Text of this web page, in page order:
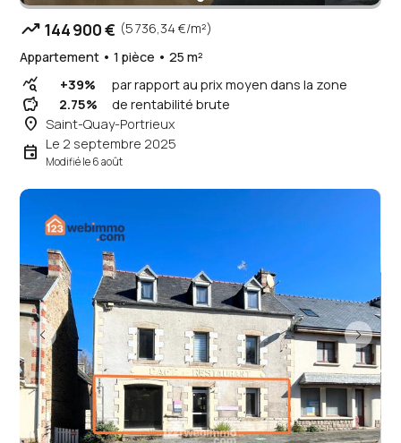
trending_up 144 900 € (5 736,34 €/m²)
Appartement • 1 pièce • 25 m²
query_stats +39% par rapport au prix moyen dans la zone
savings 2.75% de rentabilité brute
place Saint-Quay-Portrieux
event Le 2 septembre 2025
Modifié le 6 août